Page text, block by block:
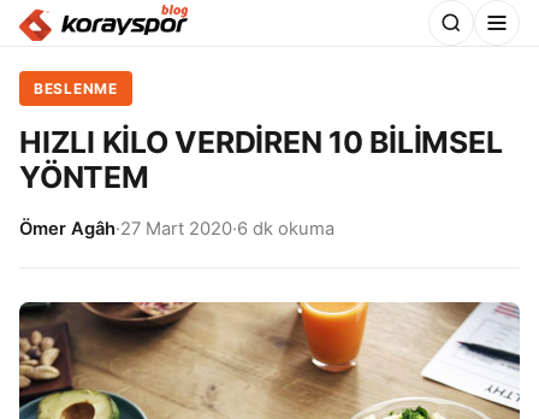
BESLENME
HIZLI KİLO VERDİREN 10 BİLİMSEL
YÖNTEM
Ömer Agâh·27 Mart 2020·6 dk okuma